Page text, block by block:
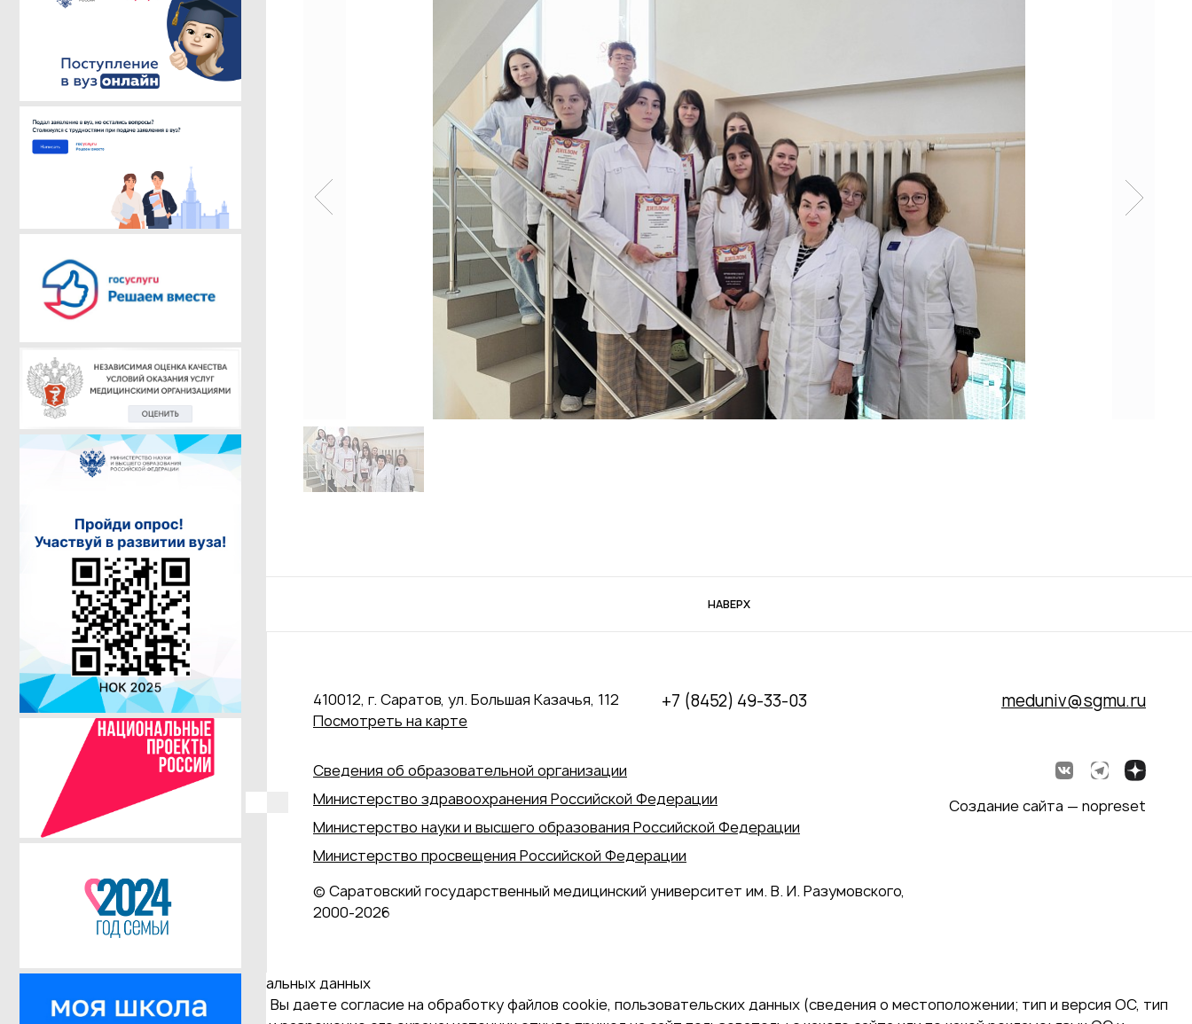
НАВЕРХ
410012, г. Саратов, ул. Большая Казачья, 112
Посмотреть на карте
+7 (8452) 49-33-03 meduniv@sgmu.ru
Сведения об образовательной организации
Министерство здравоохранения Российской Федерации
Министерство науки и высшего образования Российской Федерации
Министерство просвещения Российской Федерации
© Саратовский государственный медицинский университет им. В. И. Разумовского,
2000‑2026
Создание сайта — nopreset
Даю согласие на обработку персональных данных
Продолжая использовать наш сайт, Вы даете согласие на обработку файлов cookie, пользовательских данных (сведения о местоположении; тип и версия ОС, тип